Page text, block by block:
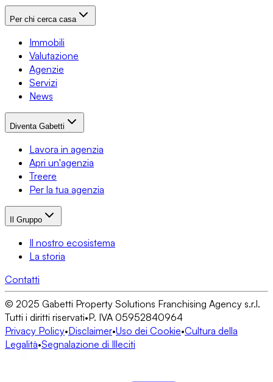
Per chi cerca casa
Immobili
Valutazione
Agenzie
Servizi
News
Diventa Gabetti
Lavora in agenzia
Apri un'agenzia
Treere
Per la tua agenzia
Il Gruppo
Il nostro ecosistema
La storia
Contatti
© 2025 Gabetti Property Solutions Franchising Agency s.r.l.
Tutti i diritti riservati•P. IVA 05952840964
Privacy Policy•Disclaimer•Uso dei Cookie•Cultura della
Legalità•Segnalazione di Illeciti